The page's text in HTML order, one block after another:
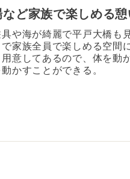
ど家族で楽しめる憩
や海が綺麗で平戸大橋も
家族全員で楽しめる空間
意してあるので、体を動
かすことができる。